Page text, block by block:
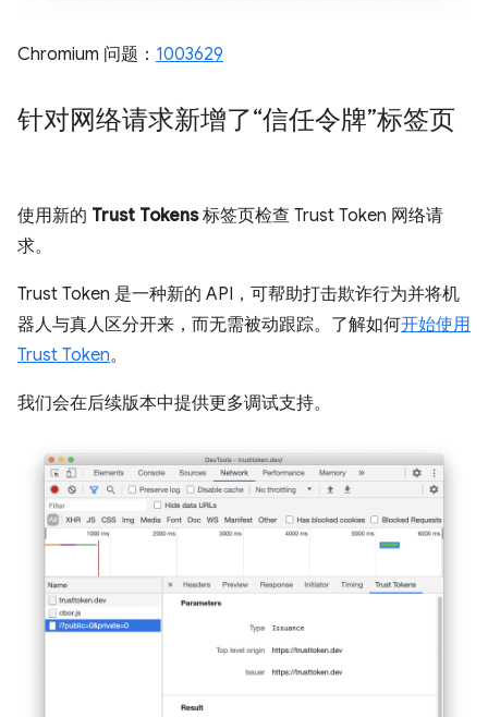
Chromium 问题： 1003629
针对网络请求新增了“信任令牌”标签页
使用新的 Trust Tokens标签页检查 Trust Token 网络请
求。
Trust Token 是一种新的 API，可帮助打击欺诈行为并将机
器人与真人区分开来，而无需被动跟踪。了解如何开始使用
Trust Token。
我们会在后续版本中提供更多调试支持。